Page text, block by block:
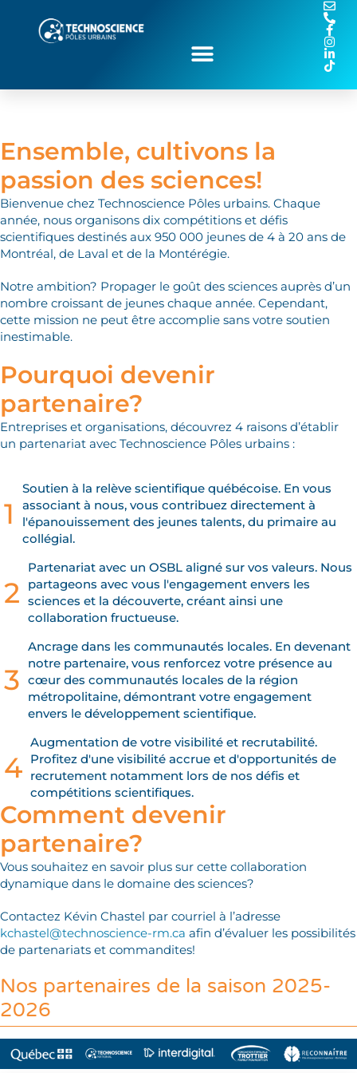
Ensemble, cultivons la
passion des sciences!
Bienvenue chez Technoscience Pôles urbains. Chaque
année, nous organisons dix compétitions et défis
scientifiques destinés aux 950 000 jeunes de 4 à 20 ans de
Montréal, de Laval et de la Montérégie.
Notre ambition? Propager le goût des sciences auprès d’un
nombre croissant de jeunes chaque année. Cependant,
cette mission ne peut être accomplie sans votre soutien
inestimable.
Pourquoi devenir
partenaire?
Entreprises et organisations, découvrez 4 raisons d’établir
un partenariat avec Technoscience Pôles urbains :
1
Soutien à la relève scientifique québécoise. En vous
associant à nous, vous contribuez directement à
l'épanouissement des jeunes talents, du primaire au
collégial.
2
Partenariat avec un OSBL aligné sur vos valeurs. Nous
partageons avec vous l'engagement envers les
sciences et la découverte, créant ainsi une
collaboration fructueuse.
3
Ancrage dans les communautés locales. En devenant
notre partenaire, vous renforcez votre présence au
cœur des communautés locales de la région
métropolitaine, démontrant votre engagement
envers le développement scientifique.
4
Augmentation de votre visibilité et recrutabilité.
Profitez d'une visibilité accrue et d'opportunités de
recrutement notamment lors de nos défis et
compétitions scientifiques.
Comment devenir
partenaire?
Vous souhaitez en savoir plus sur cette collaboration
dynamique dans le domaine des sciences?
Contactez Kévin Chastel par courriel à l’adresse
kchastel@technoscience-rm.ca afin d’évaluer les possibilités
de partenariats et commandites!
Nos partenaires de la saison 2025-
2026